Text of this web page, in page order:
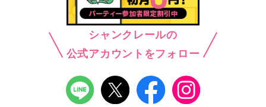
シャンクレールの
公式アカウントをフォロー